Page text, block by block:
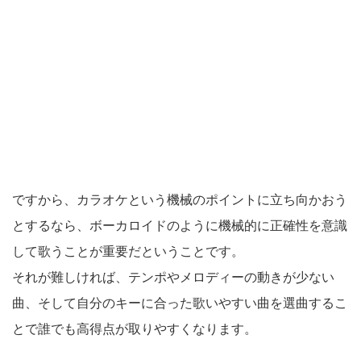
ですから、カラオケという機械のポイントに立ち向かおう
とするなら、ボーカロイドのように機械的に正確性を意識
して歌うことが重要だということです。
それが難しければ、テンポやメロディーの動きが少ない
曲、そして自分のキーに合った歌いやすい曲を選曲するこ
とで誰でも高得点が取りやすくなります。